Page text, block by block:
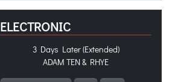
ELECTRONIC
3 Days Later (Extended)
ADAM TEN & RHYE